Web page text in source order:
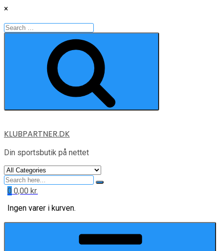
×
Search
for:
Skip
content
KLUBPARTNER.DK
Din sportsbutik på nettet
Search
for
0 0,00 kr.
Ingen varer i kurven.